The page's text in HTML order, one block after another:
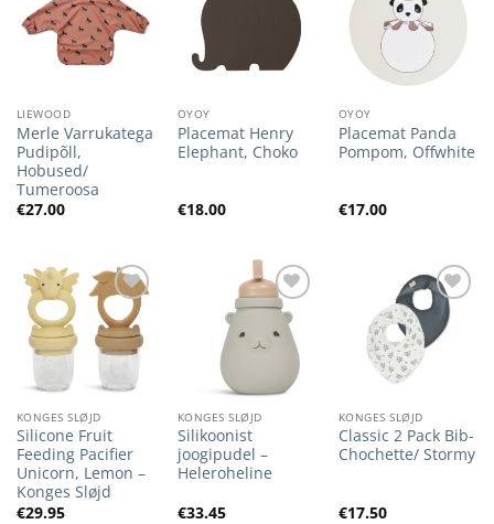
Lisa
soovilisti
LIEWOOD
Merle Varrukatega
Pudipõll,
Hobused/
Tumeroosa
€27.00
soovilisti
OYOY
Placemat Henry
Elephant, Choko
€18.00
soovilisti
OYOY
Placemat Panda
Pompom, Offwhite
€17.00
Lisa
soovilisti
KONGES SLØJD
Silicone Fruit
Feeding Pacifier
Unicorn, Lemon –
Konges Sløjd
€29.95
Lisa
soovilisti
KONGES SLØJD
Silikoonist
joogipudel –
Heleroheline
€33.45
Lisa
soovilisti
KONGES SLØJD
Classic 2 Pack Bib-
Chochette/ Stormy
€17.50